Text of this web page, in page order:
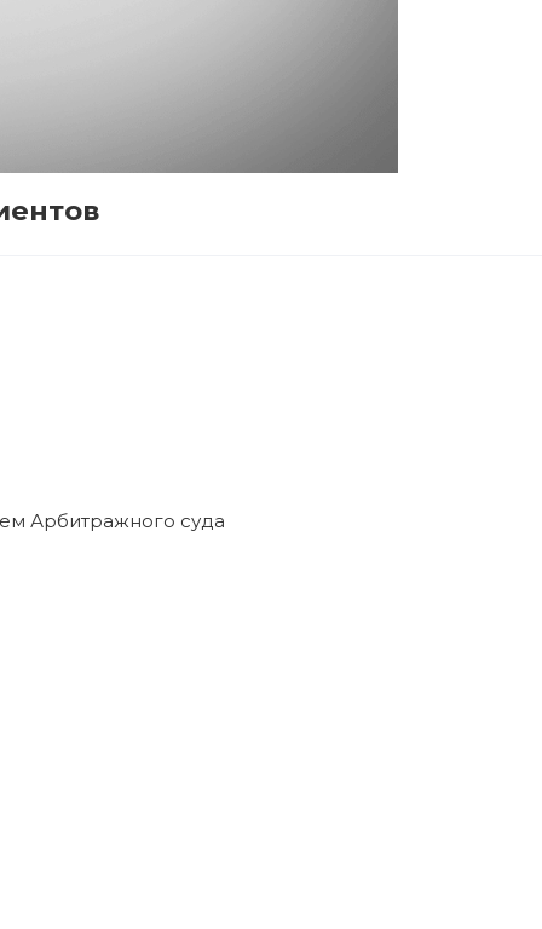
Арбитражного суда